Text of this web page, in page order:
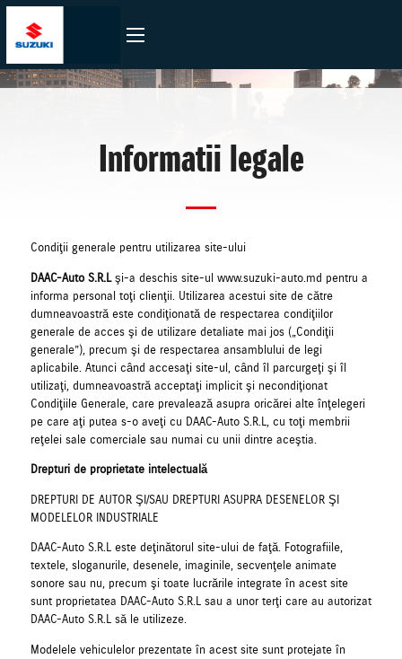
Informatii legale
Condiţii generale pentru utilizarea site-ului
DAAC-Auto S.R.Lşi-a deschis site-ul www.suzuki-auto.md pentru a
informa personal toţi clienţii. Utilizarea acestui site de către
dumneavoastră este condiţionată de respectarea condiţiilor
generale de acces şi de utilizare detaliate mai jos („Condiţii
generale”), precum şi de respectarea ansamblului de legi
aplicabile. Atunci când accesaţi site-ul, când îl parcurgeţi şi îl
utilizaţi, dumneavoastră acceptaţi implicit şi necondiţionat
Condiţiile Generale, care prevalează asupra oricărei alte înţelegeri
pe care aţi putea s-o aveţi cu DAAC-Auto S.R.L, cu toţi membrii
reţelei sale comerciale sau numai cu unii dintre aceştia.
Drepturi de proprietate intelectuală
DREPTURI DE AUTOR ŞI/SAU DREPTURI ASUPRA DESENELOR ŞI
MODELELOR INDUSTRIALE
DAAC-Auto S.R.L este deţinătorul site-ului de faţă. Fotografiile,
textele, sloganurile, desenele, imaginile, secvenţele animate
sonore sau nu, precum şi toate lucrările integrate în acest site
sunt proprietatea DAAC-Auto S.R.L sau a unor terţi care au autorizat
DAAC-Auto S.R.L să le utilizeze.
Modelele vehiculelor prezentate în acest site sunt protejate în